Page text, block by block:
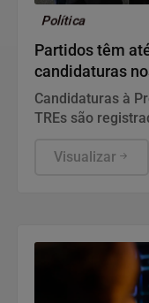
Política
Partidos têm
candidaturas
Candidaturas à
TREs são
assembleias
Visualizar